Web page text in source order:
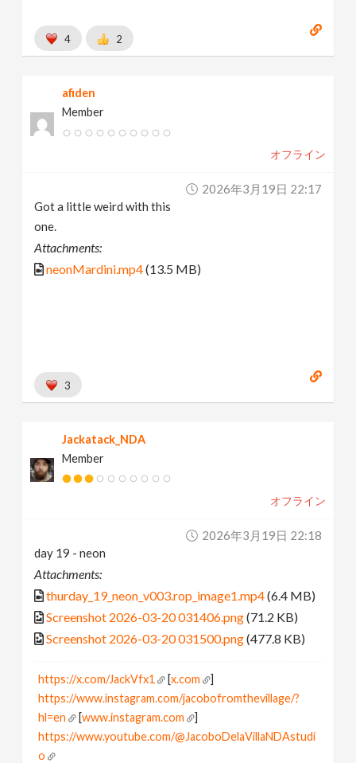
4 2
afiden
Member
オフライン
2026年3月19日 22:17
Got a little weird with this
one.
Attachments:
neonMardini.mp4(13.5 MB)
3
Jackatack_NDA
Member
オフライン
2026年3月19日 22:18
day 19 - neon
Attachments:
thurday_19_neon_v003.rop_image1.mp4(6.4 MB)
Screenshot 2026-03-20 031406.png(71.2 KB)
Screenshot 2026-03-20 031500.png(477.8 KB)
https://x.com/JackVfx1 [x.com
]
https://www.instagram.com/jacobofromthevillage/?
hl=en
[www.instagram.com
]
https://www.youtube.com/@JacoboDelaVillaNDAstudi
o